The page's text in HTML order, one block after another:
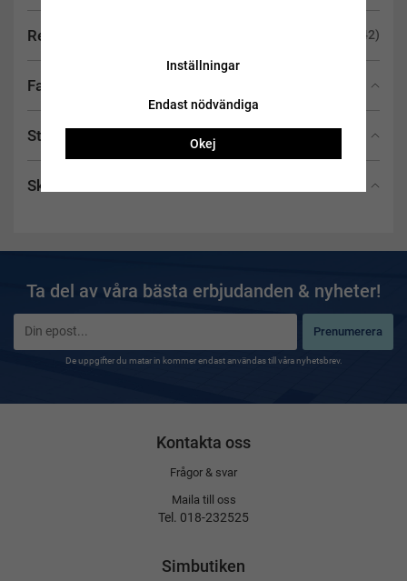
Recensioner (42)
Fakta
Storlekstabell
Skötselråd
Ta del av våra bästa erbjudanden & nyheter!
Prenumerera
De uppgifter du matar in kommer endast användas till våra nyhetsbrev.
Kontakta oss
Frågor & svar
Maila till oss
Tel. 018-232525
Simbutiken
Inställningar
Endast nödvändiga
Okej